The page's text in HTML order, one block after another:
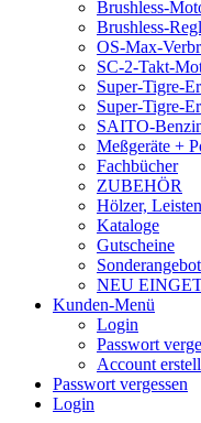
Brushless-
Brushless-
OS-Max-
SC-2-Takt-
Super-Tigre-
Super-Tigre-
SAITO-
Meßgeräte +
Fachbücher
ZUBEHÖR
Hölzer,
Kataloge
Gutscheine
NEU
Kunden-Menü
Login
Passwort
Account
Passwort vergessen
Login